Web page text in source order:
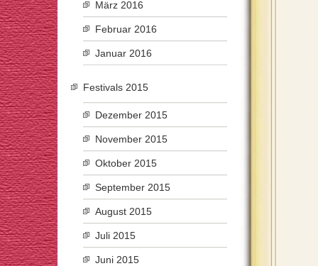
März 2016
Februar 2016
Januar 2016
Festivals 2015
Dezember 2015
November 2015
Oktober 2015
September 2015
August 2015
Juli 2015
Juni 2015